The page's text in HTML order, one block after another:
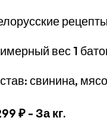
вес 1
свинина,
₽ - За кг.